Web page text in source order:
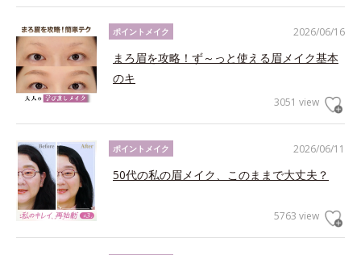
2026/06/16
ポイントメイク
まろ眉を攻略！ず～っと使える眉メイク基本
のキ
3051 view
2026/06/11
ポイントメイク
50代の私の眉メイク、このままで大丈夫？
5763 view